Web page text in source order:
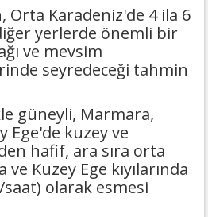
Orta Karadeniz'de 4 ila 6
yerlerde önemli bir
ve mevsim
seyredeceği tahmin
güneyli, Marmara,
Ege'de kuzey ve
hafif, ara sıra orta
Kuzey Ege kıyılarında
olarak esmesi